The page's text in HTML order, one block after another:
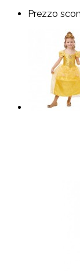
Prezzo